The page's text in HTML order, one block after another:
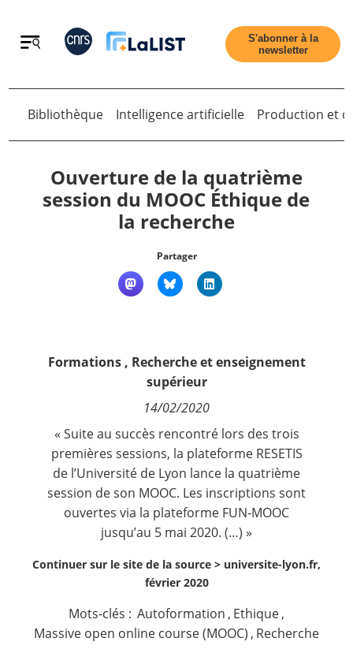
Retour
Contact
S'abonner à la
newsletter
Bibliothèque Intelligence artificielle Production et
Ouverture de la quatrième
session du MOOC Éthique de
la recherche
Partager
Formations, Recherche et enseignement
supérieur
14/02/2020
« Suite au succès rencontré lors des trois
premières sessions, la plateforme RESETIS
de l’Université de Lyon lance la quatrième
session de son MOOC. Les inscriptions sont
ouvertes via la plateforme FUN-MOOC
jusqu’au 5 mai 2020. (…) »
Continuer sur le site de la source > universite-lyon.fr,
février 2020
Mots-clés : Autoformation , Ethique,
Massive open online course (MOOC) , Recherche